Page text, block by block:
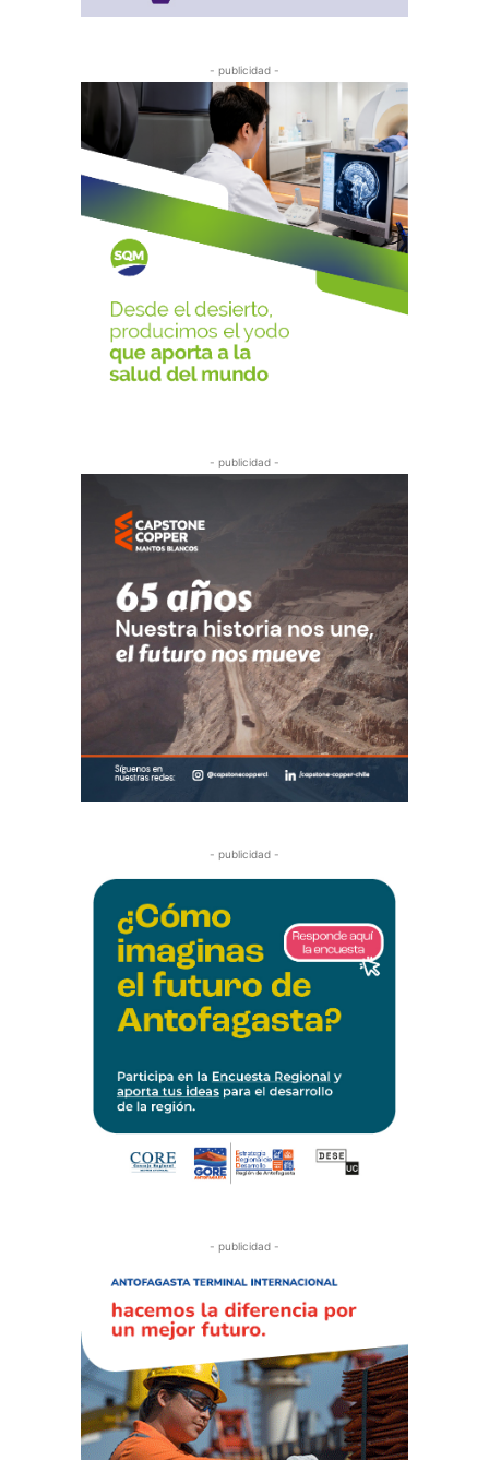
- publicidad -
- publicidad -
- publicidad -
- publicidad -